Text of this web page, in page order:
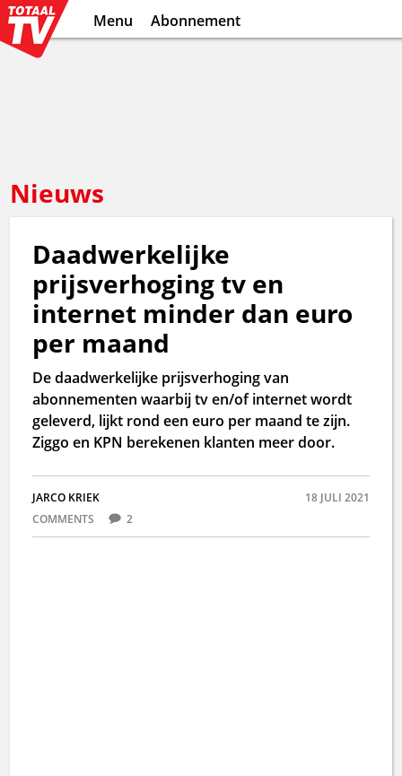
Menu Abonnement
Nieuws
Daadwerkelijke
prijsverhoging tv en
internet minder dan euro
per maand
De daadwerkelijke prijsverhoging van
abonnementen waarbij tv en/of internet wordt
geleverd, lijkt rond een euro per maand te zijn.
Ziggo en KPN berekenen klanten meer door.
JARCO KRIEK
18 JULI 2021
COMMENTS
2